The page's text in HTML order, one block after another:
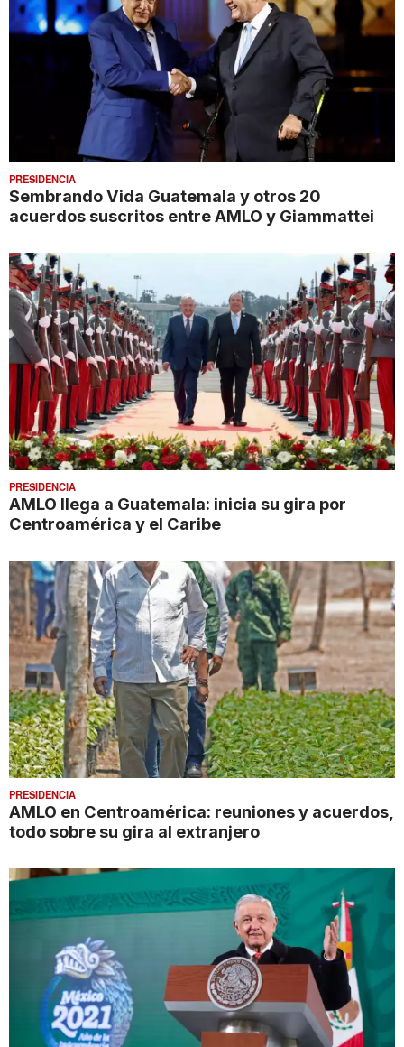
PRESIDENCIA
Sembrando Vida Guatemala y otros 20
acuerdos suscritos entre AMLO y Giammattei
PRESIDENCIA
AMLO llega a Guatemala: inicia su gira por
Centroamérica y el Caribe
PRESIDENCIA
AMLO en Centroamérica: reuniones y acuerdos,
todo sobre su gira al extranjero